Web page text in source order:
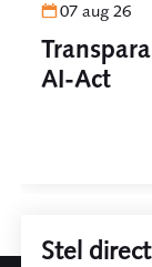
07 aug 26
AI-Act
Stel